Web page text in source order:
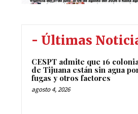
- Últimas
CESPT admite que 16
de Tijuana están sin agua
fugas y otros factores
agosto 4, 2026